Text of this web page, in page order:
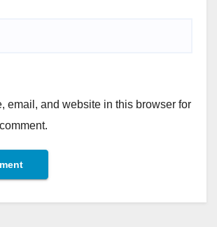
email, and website in this browser for